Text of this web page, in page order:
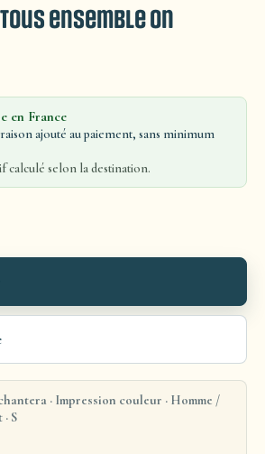
ensemble on
en France
ajouté au paiement, sans minimum
calculé selon la destination.
· Impression couleur · Homme /
S